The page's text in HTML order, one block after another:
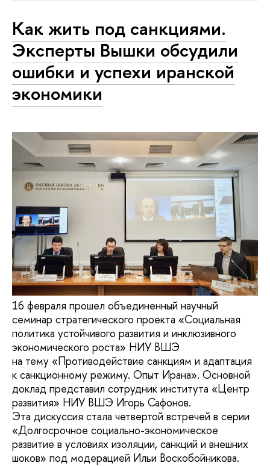
Как жить под санкциями.
Эксперты Вышки обсудили
ошибки и успехи иранской
экономики
16 февраля прошел объединенный научный
семинар стратегического проекта «Социальная
политика устойчивого развития и инклюзивного
экономического роста» НИУ ВШЭ
на тему «Противодействие санкциям и адаптация
к санкционному режиму. Опыт Ирана». Основной
доклад представил сотрудник института «Центр
развития» НИУ ВШЭ Игорь Сафонов.
Эта дискуссия стала четвертой встречей в серии
«Долгосрочное социально-экономическое
развитие в условиях изоляции, санкций и внешних
шоков» под модерацией Ильи Воскобойникова.